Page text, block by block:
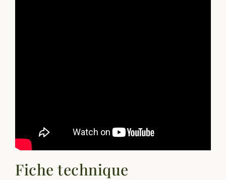
Fiche technique